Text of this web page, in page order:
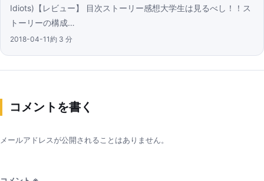
Idiots)【レビュー】 目次ストーリー感想大学生は見るべし！！ス
トーリーの構成…
2018-04-11約 3 分
コメントを書く
メールアドレスが公開されることはありません。